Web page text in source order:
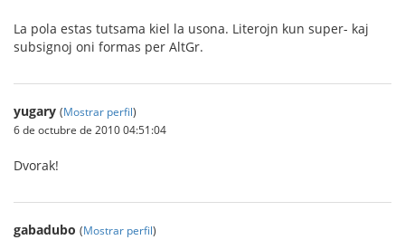
La pola estas tutsama kiel la usona. Literojn kun super- kaj
subsignoj oni formas per AltGr.
yugary (Mostrar perfil)
6 de octubre de 2010 04:51:04
Dvorak!
gabadubo (Mostrar perfil)